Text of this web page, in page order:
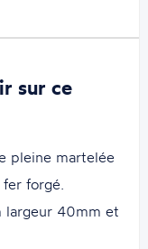
sur ce
pleine martelée
forgé.
largeur 40mm et